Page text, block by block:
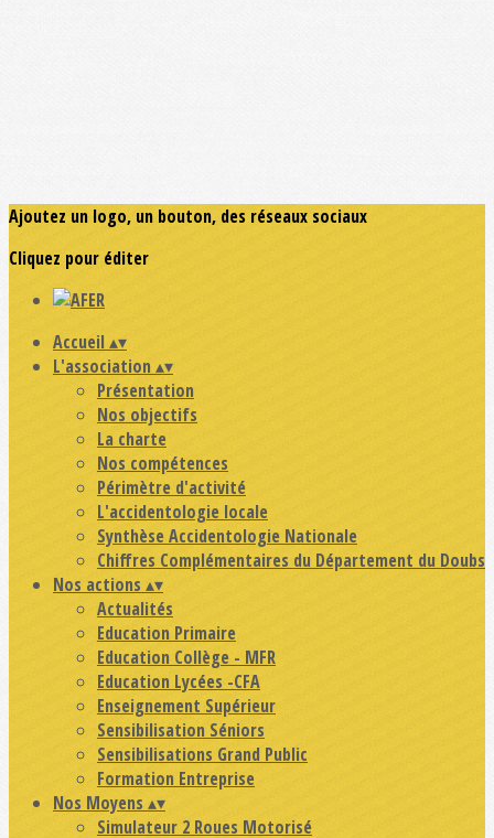
Ajoutez un logo, un bouton, des réseaux sociaux
Cliquez pour éditer
Accueil ▴▾
L'association ▴▾
Présentation
Nos objectifs
La charte
Nos compétences
Périmètre d'activité
L'accidentologie locale
Synthèse Accidentologie Nationale
Chiffres Complémentaires du Département du Doubs
Nos actions ▴▾
Actualités
Education Primaire
Education Collège - MFR
Education Lycées -CFA
Enseignement Supérieur
Sensibilisation Séniors
Sensibilisations Grand Public
Formation Entreprise
Nos Moyens ▴▾
Simulateur 2 Roues Motorisé